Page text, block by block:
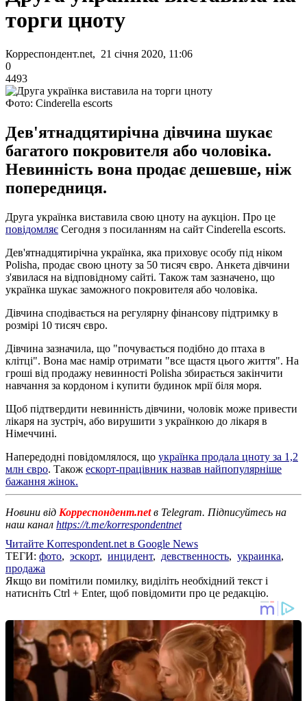
торги цноту
Корреспондент.net, 21 січня 2020, 11:06
0
4493
Фото: Сinderella escorts
Дев'ятнадцятирічна дівчина шукає
багатого покровителя або чоловіка.
Невинність вона продає дешевше, ніж
попередниця.
Друга українка виставила свою цноту на аукціон. Про це
повідомляє Сегодня з посиланням на сайт Сinderella escorts.
Дев'ятнадцятирічна українка, яка приховує особу під ніком
Polisha, продає свою цноту за 50 тисяч євро. Анкета дівчини
з'явилася на відповідному сайті. Також там зазначено, що
українка шукає заможного покровителя або чоловіка.
Дівчина сподівається на регулярну фінансову підтримку в
розмірі 10 тисяч євро.
Дівчина зазначила, що "почувається подібно до птаха в
клітці". Вона має намір отримати "все щастя цього життя". На
гроші від продажу невинності Polisha збирається закінчити
навчання за кордоном і купити будинок мрії біля моря.
Щоб підтвердити невинність дівчини, чоловік може привести
лікаря на зустріч, або вирушити з українкою до лікаря в
Німеччині.
Напередодні повідомлялося, що українка продала цноту за 1,2
млн євро. Також ескорт-працівник назвав найпопулярніше
бажання жінок.
Новини від Корреспондент.netв Telegram. Підписуйтесь на
наш канал https://t.me/korrespondentnet
Читайте Korrespondent.net в Google News
ТЕГИ: фото, эскорт, инцидент, девственность, украинка,
продажа
Якщо ви помітили помилку, виділіть необхідний текст і
натисніть Ctrl + Enter, щоб повідомити про це редакцію.